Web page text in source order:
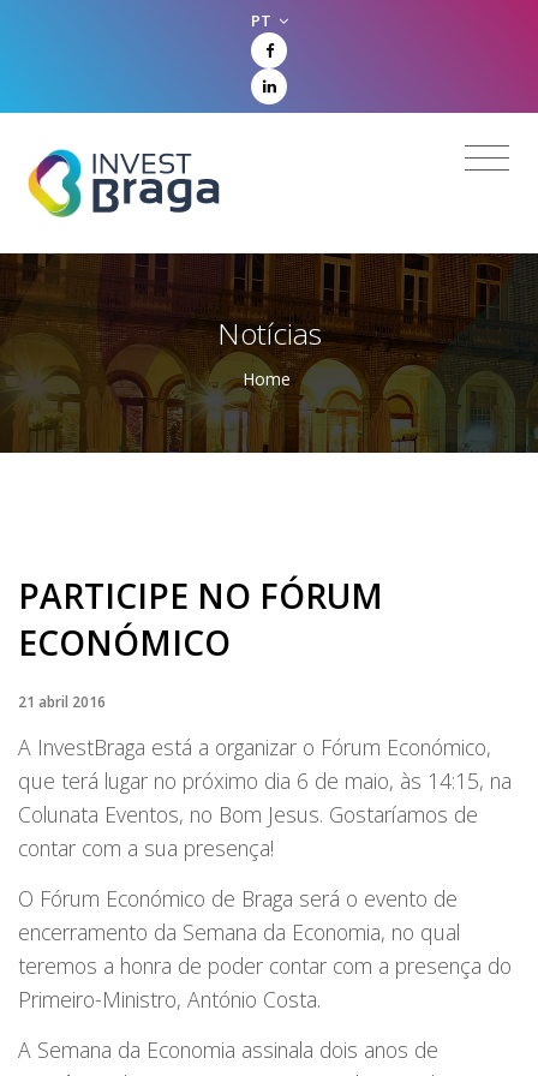
PT
Notícias
Home
PARTICIPE NO FÓRUM
ECONÓMICO
21 abril 2016
A InvestBraga está a organizar o Fórum Económico,
que terá lugar no próximo dia 6 de maio, às 14:15, na
Colunata Eventos, no Bom Jesus. Gostaríamos de
contar com a sua presença!
O Fórum Económico de Braga será o evento de
encerramento da Semana da Economia, no qual
teremos a honra de poder contar com a presença do
Primeiro-Ministro, António Costa.
A Semana da Economia assinala dois anos de